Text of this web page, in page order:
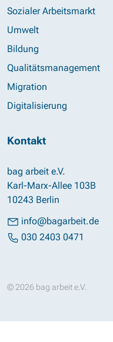
Sozialer Arbeitsmarkt
Umwelt
Bildung
Qualitätsmanagement
Migration
Digitalisierung
Kontakt
bag arbeit e.V.
Karl-Marx-Allee 103B
10243 Berlin
info@bagarbeit.de
030 2403 0471
© 2026 bag arbeit e.V.